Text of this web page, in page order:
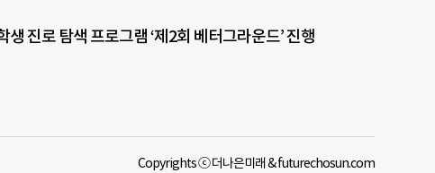
생 진로 탐색 프로그램 ‘제2회 베터그라운드’ 진행
Copyrights ⓒ 더나은미래 & futurechosun.com